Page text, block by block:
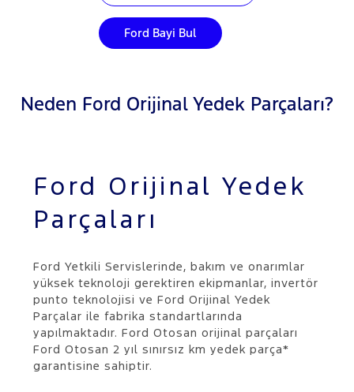
Ford Bayi Bul
Neden Ford Orijinal Yedek Parçaları?
Ford Orijinal Yedek
Parçaları
Ford Yetkili Servislerinde, bakım ve onarımlar
yüksek teknoloji gerektiren ekipmanlar, invertör
punto teknolojisi ve Ford Orijinal Yedek
Parçalar ile fabrika standartlarında
yapılmaktadır. Ford Otosan orijinal parçaları
Ford Otosan 2 yıl sınırsız km yedek parça*
garantisine sahiptir.